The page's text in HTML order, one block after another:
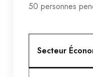
50 personnes
Secteur